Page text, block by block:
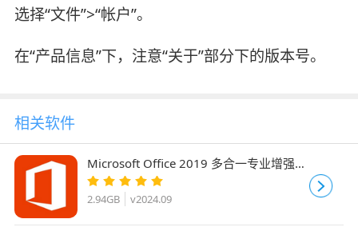
选择“文件”>“帐户”。
在“产品信息”下，注意“关于”部分下的版本号。
相关软件
Microsoft Office 2019 多合一专业增强版
v2024.09 X32/64 免费批量许可版
2.94GB v2024.09